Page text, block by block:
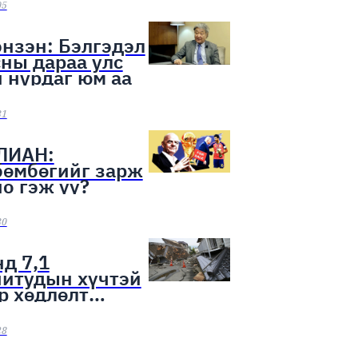
Бэлгэдэл
дараа улс
нурдаг юм аа
зарж
гэж үү?
7,1
хүчтэй
хөдлөлт